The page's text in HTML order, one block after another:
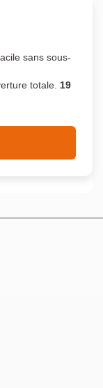
sans sous-
totale. 19